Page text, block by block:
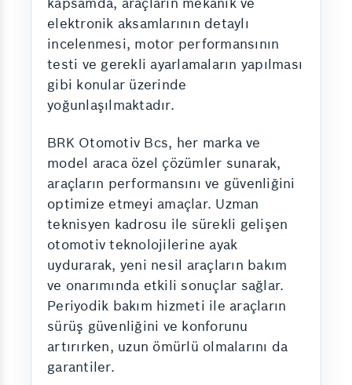
elektronik aksamlarının detaylı
incelenmesi, motor performansının
testi ve gerekli ayarlamaların yapılması
gibi konular üzerinde
yoğunlaşılmaktadır.
BRK Otomotiv Bcs, her marka ve
model araca özel çözümler sunarak,
araçların performansını ve güvenliğini
optimize etmeyi amaçlar. Uzman
teknisyen kadrosu ile sürekli gelişen
otomotiv teknolojilerine ayak
uydurarak, yeni nesil araçların bakım
ve onarımında etkili sonuçlar sağlar.
Periyodik bakım hizmeti ile araçların
sürüş güvenliğini ve konforunu
artırırken, uzun ömürlü olmalarını da
garantiler.